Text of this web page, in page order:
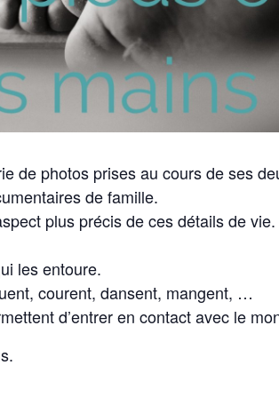
de photos prises au cours de ses
de famille.
plus précis de ces détails de vie.
les entoure.
courent, dansent, mangent, …
d’entrer en contact avec le